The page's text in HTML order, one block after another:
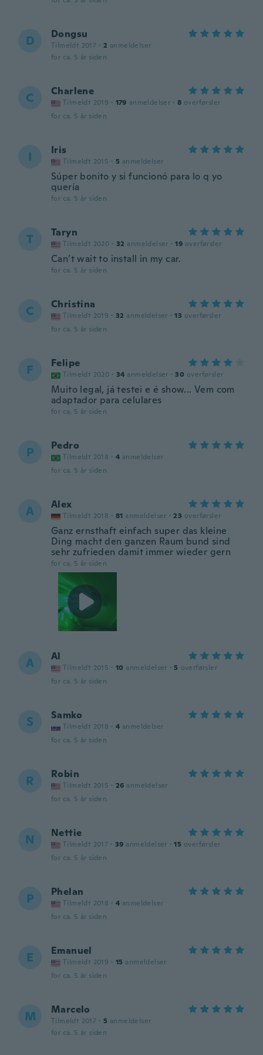
D Dongsu
Tilmeldt 2017 · 2 anmeldelser
for ca. 5 år siden
C Charlene
Tilmeldt 2019 · 179 anmeldelser · 8 overførsler
for ca. 5 år siden
I Iris
Tilmeldt 2015 · 5 anmeldelser
Súper bonito y si funcionó para lo q yo
quería
for ca. 5 år siden
T Taryn
Tilmeldt 2020 · 32 anmeldelser · 19 overførsler
Can’t wait to install in my car.
for ca. 5 år siden
C Christina
Tilmeldt 2019 · 32 anmeldelser · 13 overførsler
for ca. 5 år siden
F Felipe
Tilmeldt 2020 · 34 anmeldelser · 30 overførsler
Muito legal, já testei e é show... Vem com
adaptador para celulares
for ca. 5 år siden
P Pedro
Tilmeldt 2018 · 4 anmeldelser
for ca. 5 år siden
A Alex
Tilmeldt 2018 · 81 anmeldelser · 23 overførsler
Ganz ernsthaft einfach super das kleine
Ding macht den ganzen Raum bund sind
sehr zufrieden damit immer wieder gern
for ca. 5 år siden
A Al
Tilmeldt 2015 · 10 anmeldelser · 5 overførsler
for ca. 5 år siden
S Samko
Tilmeldt 2018 · 4 anmeldelser
for ca. 5 år siden
R Robin
Tilmeldt 2015 · 26 anmeldelser
for ca. 5 år siden
N Nettie
Tilmeldt 2017 · 39 anmeldelser · 15 overførsler
for ca. 5 år siden
P Phelan
Tilmeldt 2018 · 4 anmeldelser
for ca. 5 år siden
E Emanuel
Tilmeldt 2019 · 15 anmeldelser
for ca. 5 år siden
M Marcelo
Tilmeldt 2017 · 5 anmeldelser
for ca. 5 år siden